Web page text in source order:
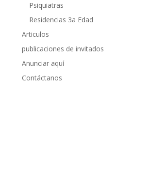
Psiquiatras
Residencias 3a Edad
Articulos
publicaciones de invitados
Anunciar aquí
Contáctanos